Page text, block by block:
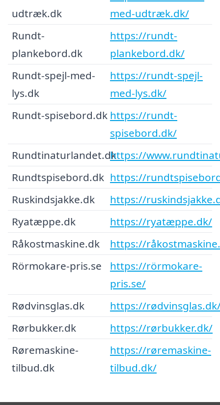
udtræk.dk
med-udtræk.dk/
Rundt-
plankebord.dk
https://rundt-
plankebord.dk/
Rundt-spejl-med-
lys.dk
https://rundt-spejl-
med-lys.dk/
Rundt-spisebord.dk https://rundt-
spisebord.dk/
Rundtinaturlandet.dkhttps://
Rundtspisebord.dk https://
Ruskindsjakke.dk
https://
Ryatæppe.dk
https://ryatæppe.dk/
Råkostmaskine.dk
https://
Rörmokare-pris.se
https://rörmokare-
pris.se/
Rødvinsglas.dk
https://
Rørbukker.dk
https://rørbukker.dk/
Røremaskine-
tilbud.dk
https://røremaskine-
tilbud.dk/